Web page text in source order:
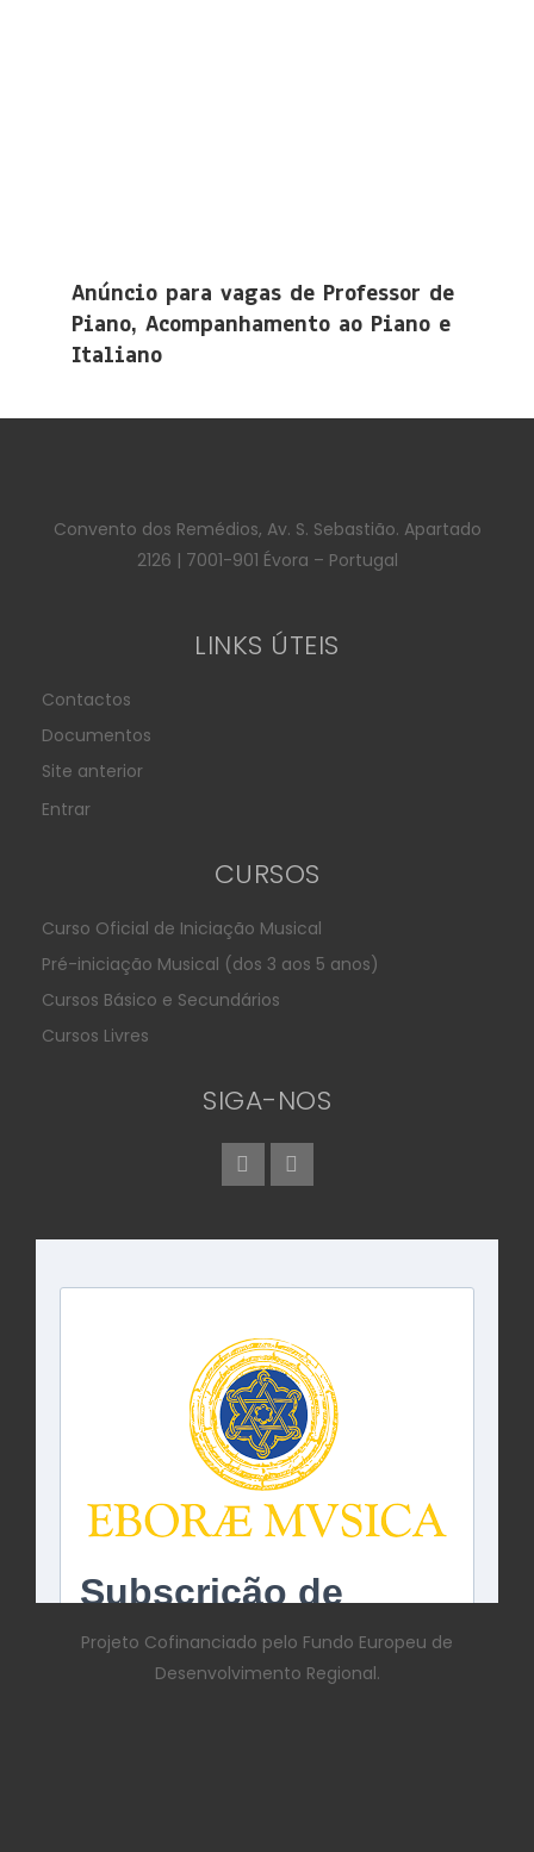
Anúncio para vagas de Professor de
Piano, Acompanhamento ao Piano e
Italiano
Convento dos Remédios, Av. S. Sebastião. Apartado
2126 | 7001-901 Évora – Portugal
LINKS ÚTEIS
Contactos
Documentos
Site anterior
Entrar
CURSOS
Curso Oficial de Iniciação Musical
Pré-iniciação Musical (dos 3 aos 5 anos)
Cursos Básico e Secundários
Cursos Livres
SIGA-NOS
Projeto Cofinanciado pelo Fundo Europeu de
Desenvolvimento Regional.